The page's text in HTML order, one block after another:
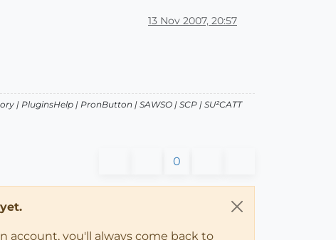
13 Nov 2007, 20:57
| PluginsHelp | PronButton | SAWSO | SCP | SU²CATT
0
account, you'll always come back to